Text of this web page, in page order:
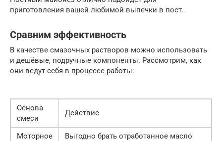
приготовления вашей любимой выпечки в пост.
Сравним эффективность
В качестве смазочных растворов можно использовать
и дешёвые, подручные компоненты. Рассмотрим, как
они ведут себя в процессе работы:
Основа
смеси
Действие
Моторное
Выгодно брать отработанное масло